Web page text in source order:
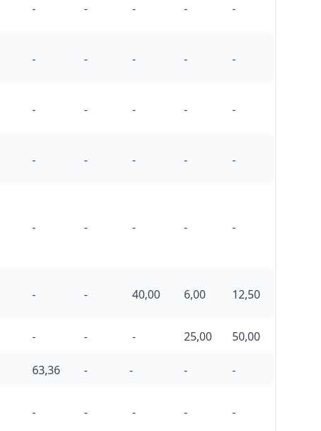
- - - - -
- - - - -
- - - - -
- - - - -
- - - - -
- - 40,00 6,00 12,50
- - - 25,00 50,00
63,36 - - - -
- - - - -